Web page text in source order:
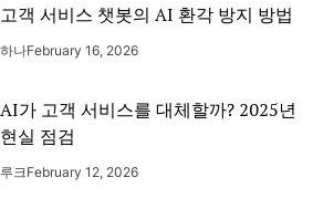
고객 서비스 챗봇의 AI 환각 방지 방법
하나February 16, 2026
AI가 고객 서비스를 대체할까? 2025년
현실 점검
루크 February 12, 2026